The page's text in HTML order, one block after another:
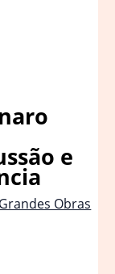
e
Grandes Obras